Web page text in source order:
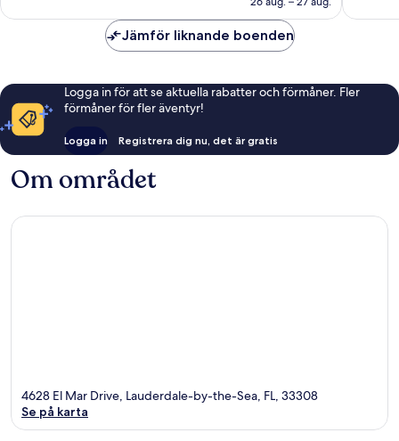
Jämför liknande boenden
Logga in för att se aktuella rabatter och förmåner. Fler
förmåner för fler äventyr!
Logga in Registrera dig nu, det är gratis
Om området
4628 El Mar Drive, Lauderdale-by-the-Sea, FL, 33308
Se på karta